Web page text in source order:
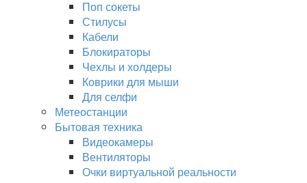
Поп сокеты
Стилусы
Кабели
Блокираторы
Чехлы и холдеры
Коврики для мыши
Для селфи
Метеостанции
Бытовая техника
Видеокамеры
Вентиляторы
Очки виртуальной реальности